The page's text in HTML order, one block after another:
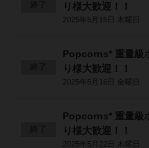
り様大歓迎！！
2025年5月15日 木曜日
Popcorns* 重量級
り様大歓迎！！
2025年5月16日 金曜日
Popcorns* 重量級
り様大歓迎！！
2025年5月22日 木曜日